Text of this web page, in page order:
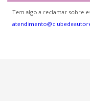
Tem algo a reclamar sobre